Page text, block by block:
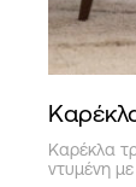
Καρέκλα
ντυμένη